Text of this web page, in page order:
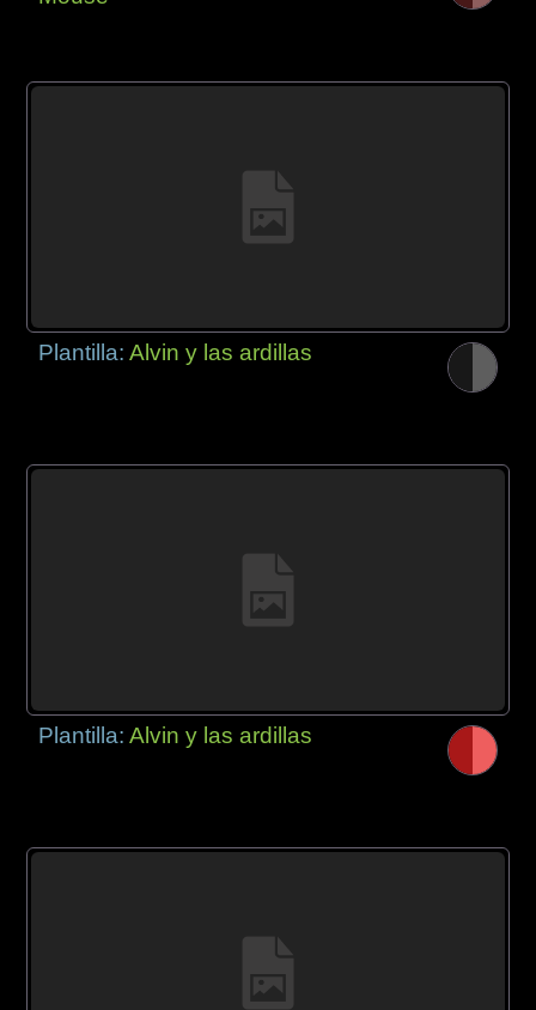
Plantilla:Alvin y las ardillas
Plantilla:Alvin y las ardillas